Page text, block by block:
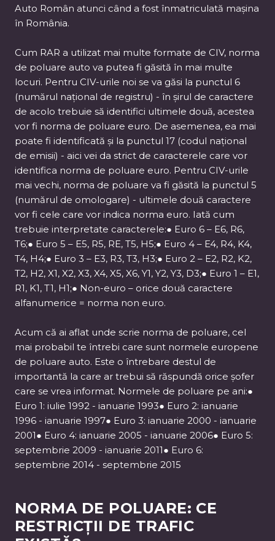
Auto Român atunci când a fost înmatriculată mașina
în România.
Cum RAR a utilizat mai multe formate de CIV, norma
de poluare auto va putea fi găsită în mai multe
locuri. Pentru CIV-urile noi se va găsi la punctul 6
(numărul național de registru) - în șirul de caractere
de acolo trebuie să identifici ultimele două, acestea
vor fi norma de poluare euro. De asemenea, ea mai
poate fi identificată și la punctul 17 (codul național
de emisii) - aici vei da strict de caracterele care vor
identifica norma de poluare euro. Pentru CIV-urile
mai vechi, norma de poluare va fi găsită la punctul 5
(numărul de omologare) - ultimele două caractere
vor fi cele care vor indica norma euro. Iată cum
trebuie interpretate caracterele:● Euro 6 – E6, R6,
T6;● Euro 5 – E5, R5, RE, T5, H5;● Euro 4 – E4, R4, K4,
T4, H4;● Euro 3 – E3, R3, T3, H3;● Euro 2 – E2, R2, K2,
T2, H2, X1, X2, X3, X4, X5, X6, Y1, Y2, Y3, D3;● Euro 1 – E1,
R1, K1, T1, H1;● Non-euro – orice două caractere
alfanumerice = norma non euro.
Acum că ai aflat unde scrie norma de poluare, cel
mai probabil te întrebi care sunt normele europene
de poluare auto. Este o întrebare destul de
importantă la care ar trebui să răspundă orice șofer
care se vrea informat. Normele de poluare pe ani:●
Euro 1: iulie 1992 - ianuarie 1993● Euro 2: ianuarie
1996 - ianuarie 1997● Euro 3: ianuarie 2000 - ianuarie
2001● Euro 4: ianuarie 2005 - ianuarie 2006● Euro 5:
septembrie 2009 - ianuarie 2011● Euro 6:
septembrie 2014 - septembrie 2015
NORMA DE POLUARE: CE
RESTRICȚII DE TRAFIC